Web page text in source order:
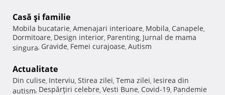
Casă şi familie
Mobila bucatarie, Amenajari interioare, Mobila, Canapele,
Dormitoare, Design interior, Parenting, Jurnal de mama
singura, Gravide, Femei curajoase, Autism
Actualitate
Din culise, Interviu, Stirea zilei, Tema zilei, Iesirea din
autism, Despărţiri celebre, Vesti Bune, Covid-19, Pandemie